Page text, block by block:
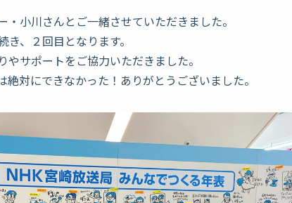
小川さんとご一緒させていただきました。
、２回目となります。
サポートをご協力いただきました。
対にできなかった！ありがとうございました。